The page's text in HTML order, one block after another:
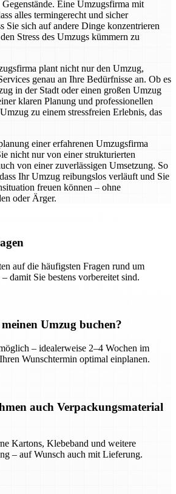
Eine Umzugsfirma mit
alles termingerecht und sicher
Sie sich auf andere Dinge konzentrieren
Stress des Umzugs kümmern zu
plant nicht nur den Umzug,
genau an Ihre Bedürfnisse an. Ob es
in der Stadt oder einen großen Umzug
klaren Planung und professionellen
zu einem stressfreien Erlebnis, das
einer erfahrenen Umzugsfirma
nicht nur von einer strukturierten
von einer zuverlässigen Umsetzung. So
Ihr Umzug reibungslos verläuft und Sie
freuen können – ohne
oder Ärger.
auf die häufigsten Fragen rund um
damit Sie bestens vorbereitet sind.
Umzug buchen?
– idealerweise 2–4 Wochen im
Wunschtermin optimal einplanen.
auch Verpackungsmaterial
Kartons, Klebeband und weitere
– auf Wunsch auch mit Lieferung.